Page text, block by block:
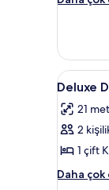
hakkında
daha
fazla
Deluxe
Double
Room
için
tüm
1
Deluxe
21
2
1 çift
Daha
Deluxe